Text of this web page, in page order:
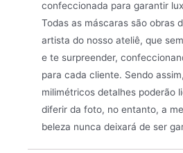
confeccionada para garantir
Todas as máscaras são obras
artista do nosso ateliê, que
e te surpreender,
para cada cliente. Sendo
milimétricos detalhes poderão
diferir da foto, no entanto, a
beleza nunca deixará de ser